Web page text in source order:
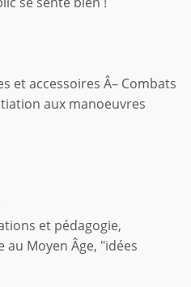
et accessoires Â– Combats
aux manoeuvres
et pédagogie,
Moyen Âge, "idées